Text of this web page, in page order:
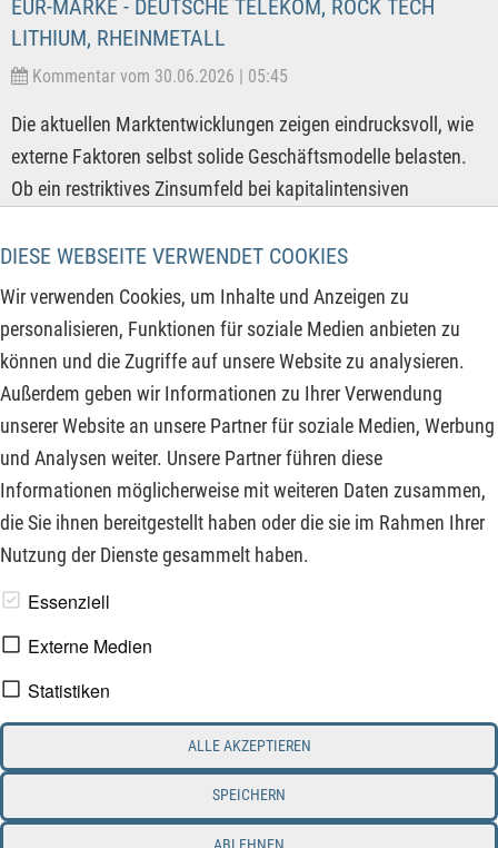
DIESE WEBSEITE VERWENDET COOKIES
Wir verwenden Cookies, um Inhalte und Anzeigen zu
personalisieren, Funktionen für soziale Medien anbieten zu
können und die Zugriffe auf unsere Website zu analysieren.
Außerdem geben wir Informationen zu Ihrer Verwendung
unserer Website an unsere Partner für soziale Medien, Werbung
und Analysen weiter. Unsere Partner führen diese
Informationen möglicherweise mit weiteren Daten zusammen,
die Sie ihnen bereitgestellt haben oder die sie im Rahmen Ihrer
Nutzung der Dienste gesammelt haben.
Essenziell
Externe Medien
Statistiken
ALLE AKZEPTIEREN
SPEICHERN
EUR-MARKE - DEUTSCHE TELEKOM, ROCK TECH
LITHIUM, RHEINMETALL
Kommentar vom 30.06.2026 | 05:45
Die aktuellen Marktentwicklungen zeigen eindrucksvoll, wie
externe Faktoren selbst solide Geschäftsmodelle belasten.
Ob ein restriktives Zinsumfeld bei kapitalintensiven
strategische Rohstoffprojekte in Europa oder politische
Kehrtwenden bei staatlichen Großaufträgen – Investoren
agieren in einem hochkomplexen Spannungsfeld. Trotz
starker operativer Fundamentaldaten reagieren die
Aktienkurse äußerst sensibel auf makroökonomische Hürden
oder geopolitische Veränderungen, wie die Lage im Nahen
Osten in aller Regelmäßigkeit vermittelt.
www.derfinanzinvestor.de - © 2026 - Die Publikation für
Datenschutz
Interessenskonflikt & Risikohinweis
Nutzungsbedingungen